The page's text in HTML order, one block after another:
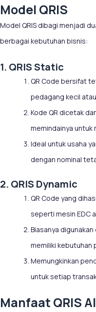
Model QRIS
Model QRIS dibagi menjadi
berbagai kebutuhan bisnis:
1. QRIS Static
QR Code bersifat
pedagang kecil
Kode QR dicetak
memindainya untuk
Ideal untuk usaha
dengan nominal
2. QRIS Dynamic
QR Code yang
seperti mesin EDC
Biasanya
memiliki kebutuhan
Memungkinkan
untuk setiap
Manfaat QRIS